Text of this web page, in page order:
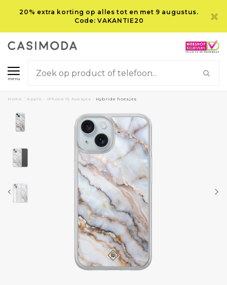
20% extra korting op alles tot en met 9 augustus.
Code: VAKANTIE20
menu
Home Apple iPhone 15 hoesjes Hybride hoesjes